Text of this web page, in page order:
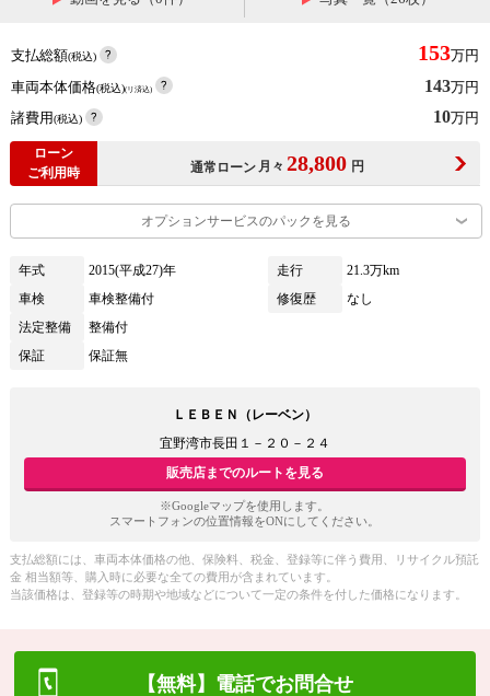
支払総額(税込) 153万円
車両本体価格(税込)(リ済込) 143万円
諸費用(税込) 10万円
ローン
ご利用時
通常ローン 月々 28,800 円
オプションサービスのパックを見る
年式 2015(平成27)年 走行
21.3万km
車検
車検整備付 修復歴
なし
法定整備
整備付
保証
保証無
ＬＥＢＥＮ（レーベン）
宜野湾市長田１－２０－２４
販売店までのルートを見る
※Googleマップを使用します。
スマートフォンの位置情報をONにしてください。
支払総額には、車両本体価格の他、保険料、税金、登録等に伴う費用、リサイクル預託
金 相当額等、購入時に必要な全ての費用が含まれています。
当該価格は、登録等の時期や地域などについて一定の条件を付した価格になります。
【無料】電話でお問合せ